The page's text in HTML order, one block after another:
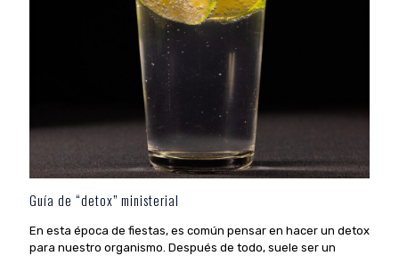
Guía de “detox” ministerial
En esta época de fiestas, es común pensar en hacer un detox
para nuestro organismo. Después de todo, suele ser un